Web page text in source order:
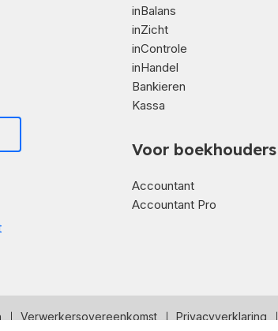
inBalans
inZicht
inControle
inHandel
Bankieren
Kassa
Voor boekhouders
Accountant
Accountant Pro
Verwerkersovereenkomst Privacyverklaring